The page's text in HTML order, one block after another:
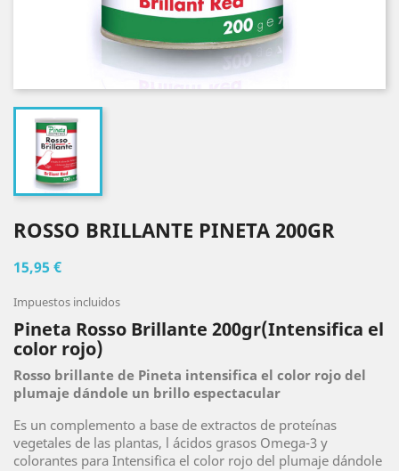
ROSSO BRILLANTE PINETA 200GR
15,95 €
Impuestos incluidos
Pineta Rosso Brillante 200gr(Intensifica el
color rojo)
Rosso brillante de Pineta intensifica el color rojo del
plumaje dándole un brillo espectacular
Es un complemento a base de extractos de proteínas
vegetales de las plantas, l ácidos grasos Omega-3 y
colorantes para Intensifica el color rojo del plumaje dándole